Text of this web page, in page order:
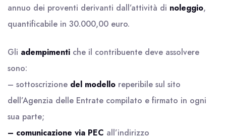
annuo dei proventi derivanti dall’attività di noleggio,
quantificabile in 30.000,00 euro.
Gli adempimenti che il contribuente deve assolvere
sono:
– sottoscrizione del modello reperibile sul sito
dell’Agenzia delle Entrate compilato e firmato in ogni
sua parte;
– comunicazione via PEC all’indirizzo